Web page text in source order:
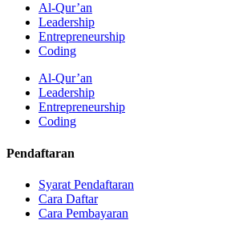
Al-Qur’an
Leadership
Entrepreneurship
Coding
Al-Qur’an
Leadership
Entrepreneurship
Coding
Pendaftaran
Syarat Pendaftaran
Cara Daftar
Cara Pembayaran